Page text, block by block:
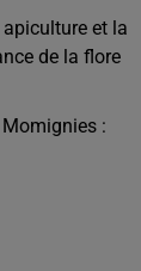
et la
de la flore
: